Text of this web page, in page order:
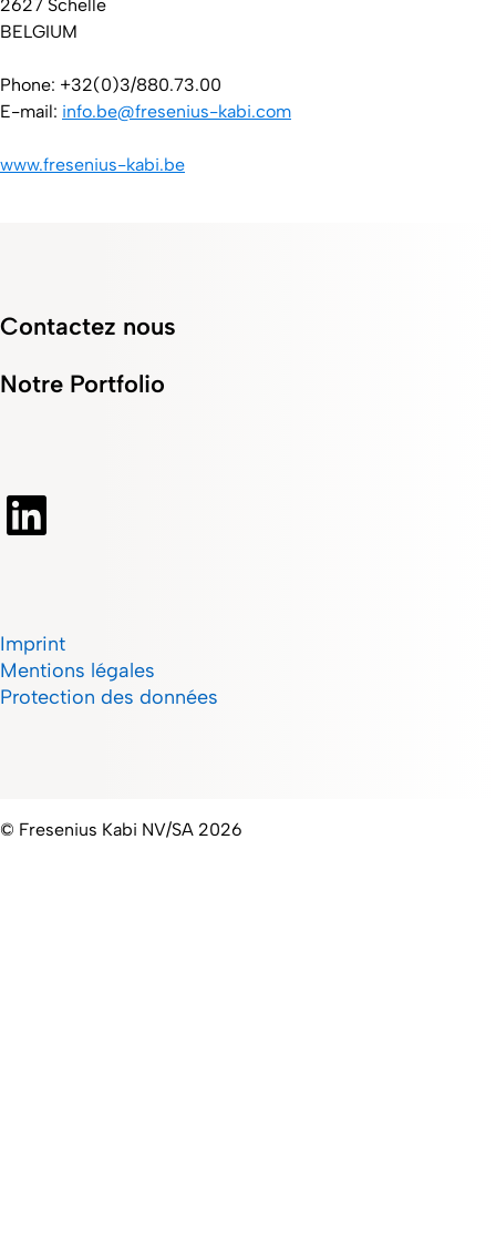
2627 Schelle
BELGIUM
Phone: ​​​​​+32(0)3/880.73.00
E-mail: info.be@fresenius-kabi.com
www.fresenius-kabi.be
Contactez nous
Notre Portfolio
Imprint
Mentions légales
Protection des données
© Fresenius Kabi NV/SA 2026